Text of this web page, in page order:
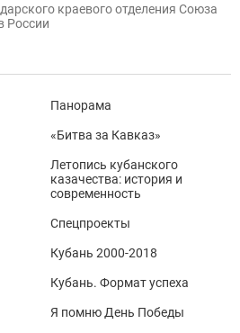
краевого отделения Союза
России
Панорама
«Битва за Кавказ»
Летопись кубанского
казачества: история и
современность
Спецпроекты
Кубань 2000-2018
Кубань. Формат успеха
Я помню День Победы